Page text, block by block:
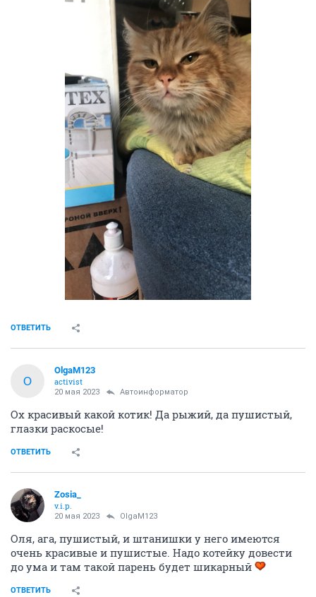
ОТВЕТИТЬ
O
OlgaM123
activist
20 мая 2023 Автоинформатор
Ох красивый какой котик! Да рыжий, да пушистый,
глазки раскосые!
ОТВЕТИТЬ
Zosia_
v.i.p.
20 мая 2023 OlgaM123
Оля, ага, пушистый, и штанишки у него имеются
очень красивые и пушистые. Надо котейку довести
до ума и там такой парень будет шикарный
ОТВЕТИТЬ